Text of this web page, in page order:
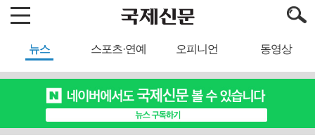
뉴스 스포츠·연예 오피니언 동영상